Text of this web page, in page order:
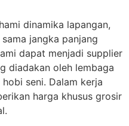
dinamika lapangan,
jangka panjang
dapat menjadi supplier
diadakan oleh lembaga
seni. Dalam kerja
harga khusus grosir